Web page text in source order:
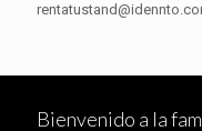
Bienvenido a la